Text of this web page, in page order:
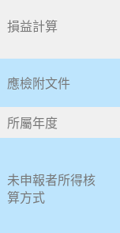
損益計算
應檢附文件
所屬年度
未申報者所得核
算方式